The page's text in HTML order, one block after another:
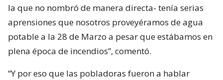
la que no nombró de manera directa- tenía serias
aprensiones que nosotros proveyéramos de agua
potable a la 28 de Marzo a pesar que estábamos en
plena época de incendios”, comentó.
“Y por eso que las pobladoras fueron a hablar